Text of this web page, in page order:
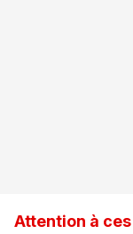
Attention à